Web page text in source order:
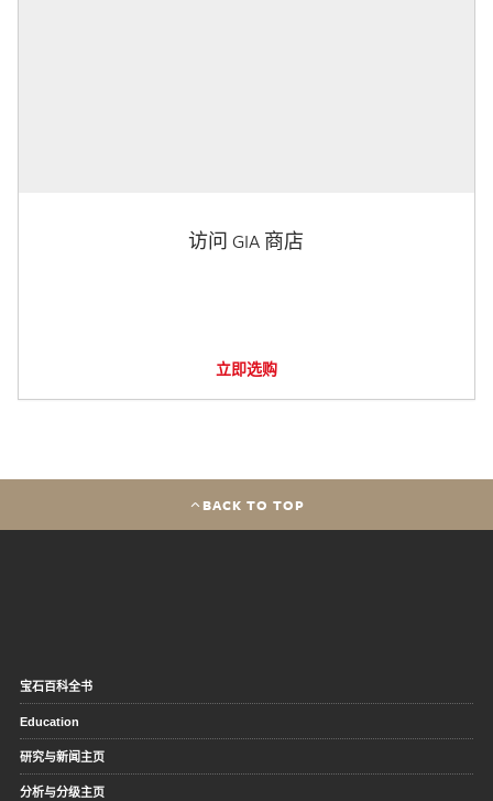
访问 GIA 商店
立即选购
BACK TO TOP
宝石百科全书
Education
研究与新闻主页
分析与分级主页